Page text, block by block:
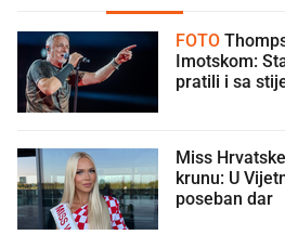
FOTO
Imotskom:
pratili i sa
Miss
krunu: U
poseban dar